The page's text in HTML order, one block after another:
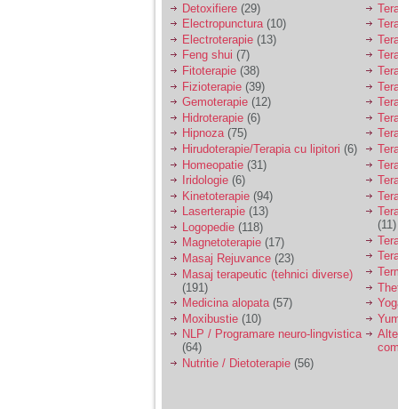
Detoxifiere (29)
Electropunctura(10)
Electroterapie (13)
Feng shui (7)
Fitoterapie (38)
Fizioterapie (39)
Gemoterapie (12)
Hidroterapie (6)
Hipnoza(75)
Hirudoterapie/Terapia cu lipitori (6)
Homeopatie (31)
Iridologie (6)
Kinetoterapie (94)
Laserterapie (13)
Logopedie (118)
Magnetoterapie (17)
Masaj Rejuvance (23)
Masaj terapeutic (tehnici diverse)
(191)
Medicina alopata(57)
Moxibustie (10)
NLP / Programare neuro-lingvistica
(64)
Nutritie / Dietoterapie (56)
(11)